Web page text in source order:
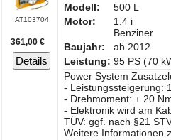
AT103704
361,00 €
Details
Modell:
500 L
Motor:
1.4 i
Benziner
Baujahr:
ab 2012
Leistung: 95 PS (70
Power System
- Leistungssteigerung:
- Drehmoment: + 20
- Elektronik wird am
TÜV: ggf. nach §21
Weitere Informationen